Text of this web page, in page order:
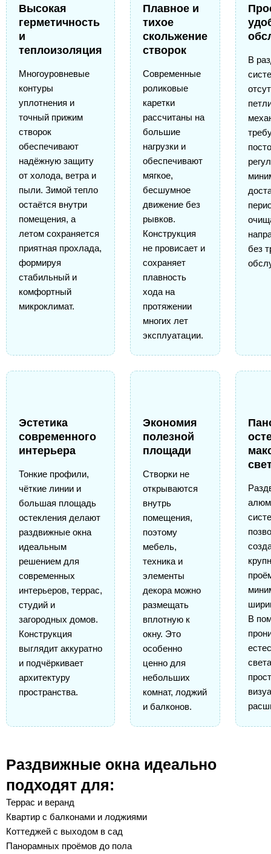
Высокая
герметичность
и
теплоизоляция
Многоуровневые
контуры
уплотнения и
точный прижим
створок
обеспечивают
надёжную защиту
от холода, ветра и
пыли. Зимой тепло
остаётся внутри
помещения, а
летом сохраняется
приятная прохлада,
формируя
стабильный и
комфортный
микроклимат.
Плавное и
тихое
скольжение
створок
Современные
роликовые
каретки
рассчитаны на
большие
нагрузки и
обеспечивают
мягкое,
бесшумное
движение без
рывков.
Конструкция
не провисает и
сохраняет
плавность
хода на
протяжении
многих лет
эксплуатации.
В
без
Эстетика
современного
интерьера
Тонкие профили,
чёткие линии и
большая площадь
остекления делают
раздвижные окна
идеальным
решением для
современных
интерьеров, террас,
студий и
загородных домов.
Конструкция
выглядит аккуратно
и подчёркивает
архитектуру
пространства.
Экономия
полезной
площади
Створки не
открываются
внутрь
помещения,
поэтому
мебель,
техника и
элементы
декора можно
размещать
вплотную к
окну. Это
особенно
ценно для
небольших
комнат, лоджий
и балконов.
В
Раздвижные окна идеально
подходят для:
Террас и веранд
Квартир с балконами и лоджиями
Коттеджей с выходом в сад
Панорамных проёмов до пола